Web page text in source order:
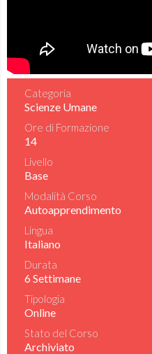
Categoria
Scienze Umane
Ore di Formazione
14
Livello
Base
Modalità Corso
Autoapprendimento
Lingua
Italiano
Durata
6 Settimane
Tipologia
Online
Stato del Corso
Archiviato